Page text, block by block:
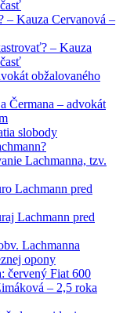
– Kauza Cervanová –
– Kauza
obžalovaného
Čermana – advokát
slobody
Lachmanna, tzv.
Lachmann pred
Lachmann pred
Lachmanna
opony
červený Fiat 600
– 2,5 roka